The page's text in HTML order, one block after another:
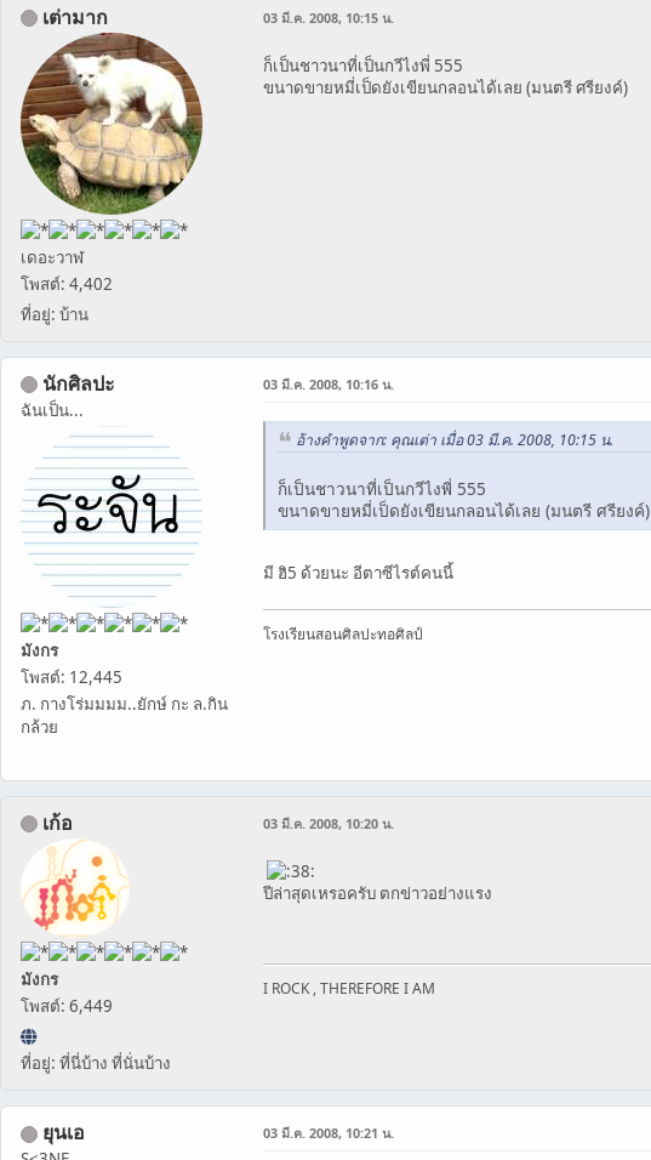
เต่ามาก
เดอะวาฬ
โพสต์: 4,402
ที่อยู่: บ้าน
03 มี.ค. 2008, 10:15 น.
ก็เป็นชาวนาที่เป็นกวีไงพี่ 555
ขนาดขายหมี่เป็ดยังเขียนกลอนได้เลย (มนตรี ศรียงค์)
นักศิลปะ
ฉันเป็น...
มังกร
โพสต์: 12,445
ภ. กางโร่มมมม..ยักษ์ กะ ล.กิน
กล้วย
03 มี.ค. 2008, 10:16 น.
อ้างคำพูดจาก: คุณเต่า เมื่อ 03 มี.ค. 2008, 10:15 น.
ก็เป็นชาวนาที่เป็นกวีไงพี่ 555
ขนาดขายหมี่เป็ดยังเขียนกลอนได้เลย (มนตรี ศรียงค์)
มี ฮิ5 ด้วยนะ อีตาซีไรต์คนนี้
โรงเรียนสอนศิลปะทอศิลป์
เก้อ
มังกร
โพสต์: 6,449
ที่อยู่: ที่นี่บ้าง ที่นั่นบ้าง
03 มี.ค. 2008, 10:20 น.
ปีล่าสุดเหรอครับ ตกข่าวอย่างแรง
I ROCK , THEREFORE I AM
ยุนเอ 03 มี.ค. 2008, 10:21 น.